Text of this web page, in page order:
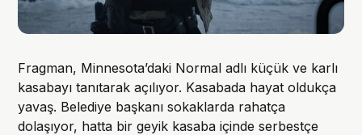
Fragman, Minnesota’daki Normal adlı küçük ve karlı
kasabayı tanıtarak açılıyor. Kasabada hayat oldukça
yavaş. Belediye başkanı sokaklarda rahatça
dolaşıyor, hatta bir geyik kasaba içinde serbestçe